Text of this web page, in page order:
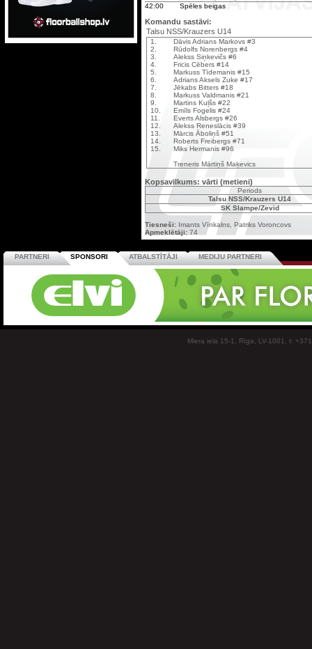
42:00
Spēles beigas
Komandu sastāvi:
Talsu NSS/Krauzers U14
1.
Dāvis Adrians Markovs #3
2.
Rūdolfs Norenbergs #4
3.
Alekss Siņkevičs #6
4.
Fricis Cēbers #14
5.
Markuss Tīdemanis #15
6.
Adrians Aksels Zuke #17
7.
Jēkabs Bitters #18
8.
Markuss Valdmanis #21
9.
Martins Kuļšs #22
10.
Emīls Fogelis #24
11.
Everts Alsbergs #26
12.
Alekss Reneslācis #39
13.
Mārcis Āboliņš #51
14.
Roberts Freibergs #71
15.
Miks Hermanis #96
Treneris Mārtiņš Maķevics
Kopsavilkums: vārti (metieni)
Periods
Talsu NSS/Krauzers U14
SK Slampe/Zevid
Tiesneši: Imants Vīnkalns, Patriks Voroncovs
Apmeklētāji: 74
PARTNERI SPONSORI ATBALSTĪTĀJI MEDIJU PARTNERI
Miera iela 15-1, Rīga, LV-1001, t: